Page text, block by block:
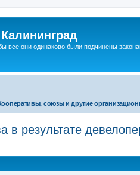
все они одинаково были подчинены
союзы и другие
результате